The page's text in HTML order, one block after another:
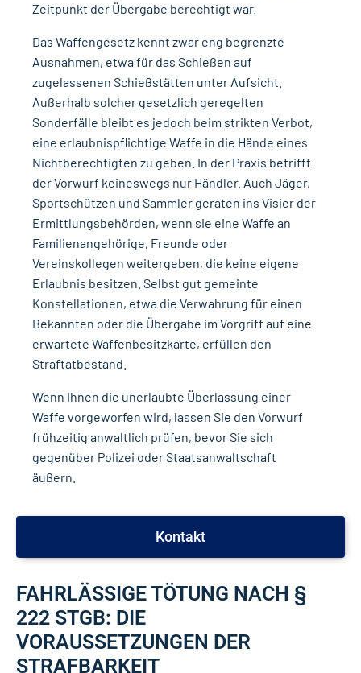
Zeitpunkt der Übergabe berechtigt war.
Das Waffengesetz kennt zwar eng begrenzte
Ausnahmen, etwa für das Schießen auf
zugelassenen Schießstätten unter Aufsicht.
Außerhalb solcher gesetzlich geregelten
Sonderfälle bleibt es jedoch beim strikten Verbot,
eine erlaubnispflichtige Waffe in die Hände eines
Nichtberechtigten zu geben. In der Praxis betrifft
der Vorwurf keineswegs nur Händler. Auch Jäger,
Sportschützen und Sammler geraten ins Visier der
Ermittlungsbehörden, wenn sie eine Waffe an
Familienangehörige, Freunde oder
Vereinskollegen weitergeben, die keine eigene
Erlaubnis besitzen. Selbst gut gemeinte
Konstellationen, etwa die Verwahrung für einen
Bekannten oder die Übergabe im Vorgriff auf eine
erwartete Waffenbesitzkarte, erfüllen den
Straftatbestand.
Wenn Ihnen die unerlaubte Überlassung einer
Waffe vorgeworfen wird, lassen Sie den Vorwurf
frühzeitig anwaltlich prüfen, bevor Sie sich
gegenüber Polizei oder Staatsanwaltschaft
äußern.
Kontakt
FAHRLÄSSIGE TÖTUNG NACH §
222 STGB: DIE
VORAUSSETZUNGEN DER
STRAFBARKEIT